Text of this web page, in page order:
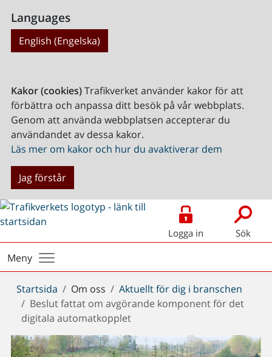
Languages
English (Engelska)
Kakor (cookies)Trafikverket använder kakor för att
förbättra och anpassa ditt besök på vår webbplats.
Genom att använda webbplatsen accepterar du
användandet av dessa kakor.
Läs mer om kakor och hur du avaktiverar dem
Jag förstår
Logga in Sök
Meny
Du
är
här:
Startsida Om oss
Aktuellt för dig i branschen
Beslut fattat om avgörande komponent för det
digitala automatkopplet